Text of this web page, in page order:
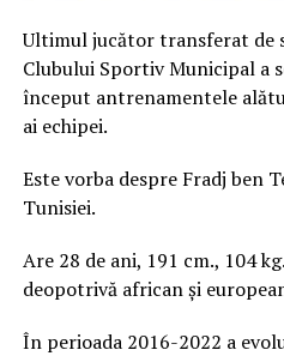
Ultimul jucător transferat de
Clubului Sportiv Municipal a
început antrenamentele
ai echipei.
Este vorba despre Fradj ben
Tunisiei.
Are 28 de ani, 191 cm., 104
deopotrivă african și
În perioada 2016-2022 a